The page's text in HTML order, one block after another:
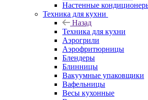
Настенные
Техника для кухни
Назад
Техника для кухни
Аэрогрили
Аэрофритюрницы
Блендеры
Блинницы
Вакуумные упаковщики
Вафельницы
Весы кухонные